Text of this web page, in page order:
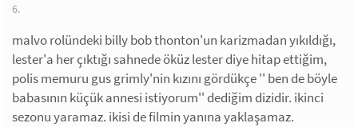
6.
malvo rolündeki billy bob thonton'un karizmadan yıkıldığı,
lester'a her çıktığı sahnede öküz lester diye hitap ettiğim,
polis memuru gus grimly'nin kızını gördükçe '' ben de böyle
babasının küçük annesi istiyorum'' dediğim dizidir. ikinci
sezonu yaramaz. ikisi de filmin yanına yaklaşamaz.